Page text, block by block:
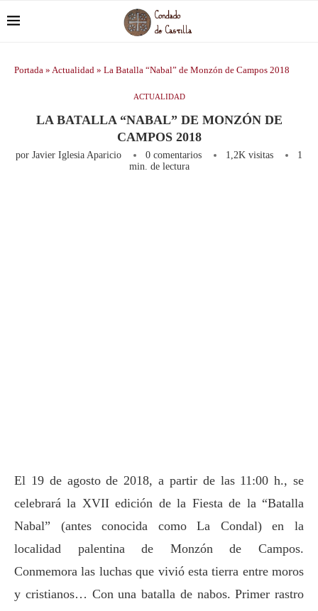
Portada » Actualidad » La Batalla “Nabal” de Monzón de Campos 2018
ACTUALIDAD
LA BATALLA “NABAL” DE MONZÓN DE
CAMPOS 2018
por Javier Iglesia Aparicio 0 comentarios 1,2K visitas
1
min. de lectura
El 19 de agosto de 2018, a partir de las 11:00 h., se
celebrará la XVII edición de la Fiesta de la “Batalla
Nabal” (antes conocida como La Condal) en la
localidad palentina de Monzón de Campos.
Conmemora las luchas que vivió esta tierra entre moros
y cristianos… Con una batalla de nabos. Primer rastro